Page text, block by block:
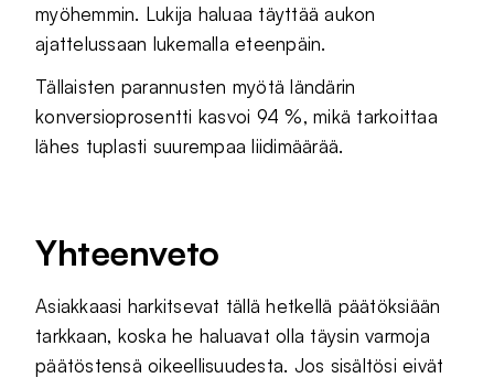
myöhemmin. Lukija haluaa täyttää aukon
ajattelussaan lukemalla eteenpäin.
Tällaisten parannusten myötä ländärin
konversioprosentti kasvoi 94 %, mikä tarkoittaa
lähes tuplasti suurempaa liidimäärää.
Yhteenveto
Asiakkaasi harkitsevat tällä hetkellä päätöksiään
tarkkaan, koska he haluavat olla täysin varmoja
päätöstensä oikeellisuudesta. Jos sisältösi eivät